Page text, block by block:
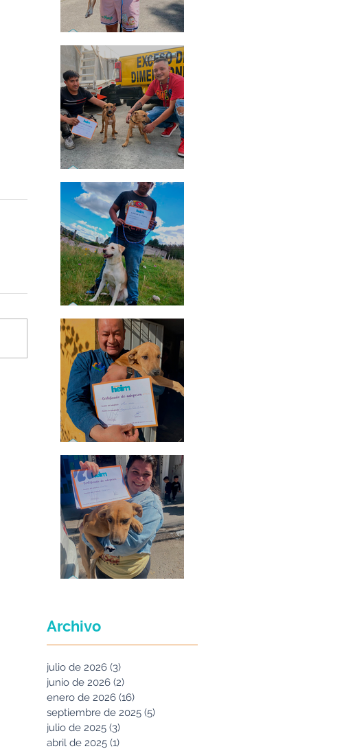
Rosa
Pedro Infante
Mika
Mario Moreno
Archivo
julio de 2026 (3)
junio de 2026 (2)
enero de 2026 (16)
septiembre de 2025 (5)
julio de 2025 (3)
abril de 2025 (1)